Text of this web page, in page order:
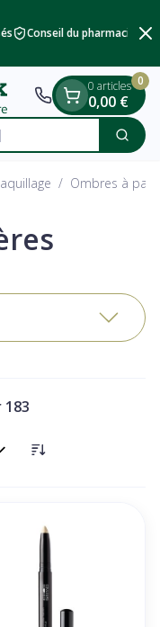
Conseil du pharmacien
0 articles
0,00 €
0
/ Ombres à
183